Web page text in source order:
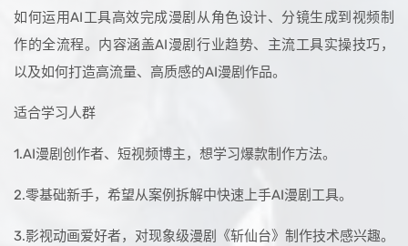
如何运用AI工具高效完成漫剧从角色设计、分镜生成到视频制
作的全流程。内容涵盖AI漫剧行业趋势、主流工具实操技巧，
以及如何打造高流量、高质感的AI漫剧作品。
适合学习人群
1.AI漫剧创作者、短视频博主，想学习爆款制作方法。
2.零基础新手，希望从案例拆解中快速上手AI漫剧工具。
3.影视动画爱好者，对现象级漫剧《斩仙台》制作技术感兴趣。